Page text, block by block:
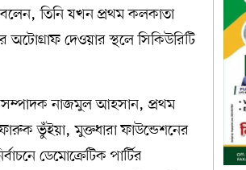
বলেন, তিনি যখন প্রথম কলকাতা
দেওয়ার স্থলে সিকিউরিটি
সম্পাদক নাজমুল আহসান, প্রথম
ভুঁইয়া, মুক্তধারা ফাউন্ডেশনের
ডেমোক্রেটিক পার্টির